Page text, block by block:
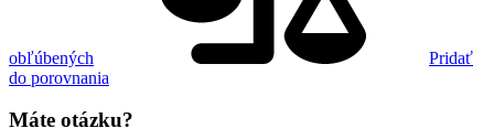
obľúbených
Pridať
do porovnania
Máte otázku?